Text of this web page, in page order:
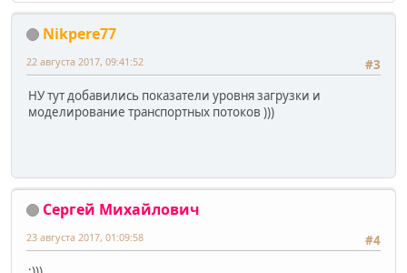
Nikpere77
#3
22 августа 2017, 09:41:52
НУ тут добавились показатели уровня загрузки и
моделирование транспортных потоков )))
Сергей Михайлович
#4
23 августа 2017, 01:09:58